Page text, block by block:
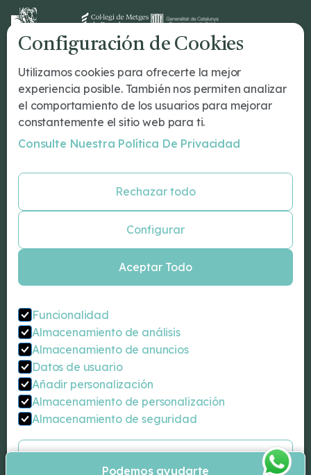
Podemos ayudarte
Dr Romeu
¿Tu primera cita?
Tratamientos
Conócenos
Blog
Psiquiatría Barcelona
Neuropsicología Barcelona
Psicologo infantil Barcelona
Coaching personal Barcelona
Contacta
Carrer de Balmes, 92, 2-1 (BCN)
932 07 18 00
info@drromeu.net
Copyright © Dr Romeu 2025 Todos los derechos reservados
Política de privacidad
Configuración de Cookies
Utilizamos cookies para ofrecerte la mejor
experiencia posible. También nos permiten analizar
el comportamiento de los usuarios para mejorar
constantemente el sitio web para ti.
Consulte Nuestra Política De Privacidad
Rechazar todo
Configurar
Aceptar Todo
Funcionalidad
Almacenamiento de análisis
Almacenamiento de anuncios
Datos de usuario
Añadir personalización
Almacenamiento de personalización
Almacenamiento de seguridad